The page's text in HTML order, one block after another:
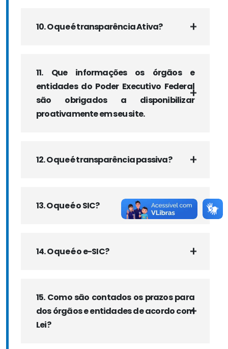
10. O que é transparência Ativa?
11. Que informações os órgãos e
entidades do Poder Executivo Federal
são obrigados a disponibilizar
proativamente em seu site.
12. O que é transparência passiva?
13. O que é o SIC?
14. O que é o e-SIC?
15. Como são contados os prazos para
dos órgãos e entidades de acordo com
Lei?